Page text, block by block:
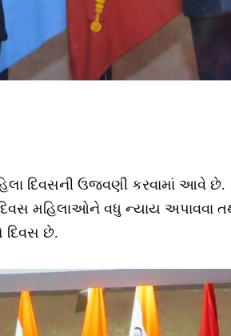
દિવસની ઉજવણી કરવામાં આવે છે.
મહિલાઓને વધુ ન્યાય અપાવવા
દિવસ છે.